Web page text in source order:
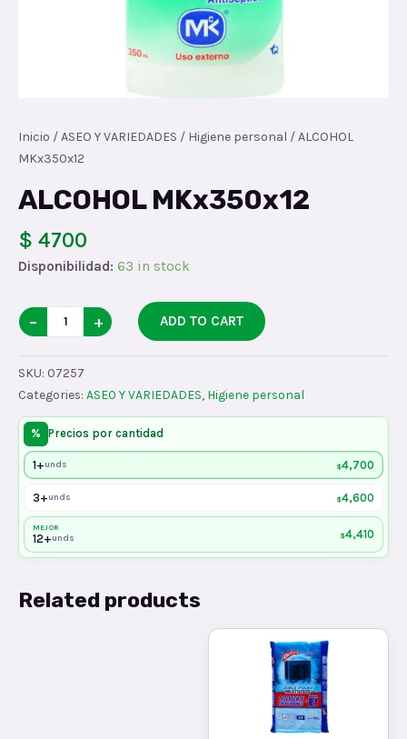
Inicio /ASEO Y VARIEDADES / Higiene personal / ALCOHOL
MKx350x12
ALCOHOL MKx350x12
$ 4700
Disponibilidad: 63 in stock
ALCOHOL
MKx350x12
quantity
− + ADD TO CART
SKU: 07257
Categories: ASEO Y VARIEDADES, Higiene personal
% Precios por cantidad
1+unds $4,700
3+unds $4,600
MEJOR
12+unds $4,410
Related products